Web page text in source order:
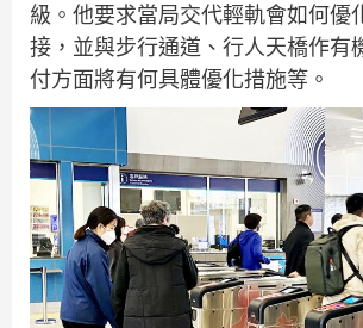
級。他要求當局交代輕軌會如何優
接，並與步行通道、行人天橋作有
付方面將有何具體優化措施等。